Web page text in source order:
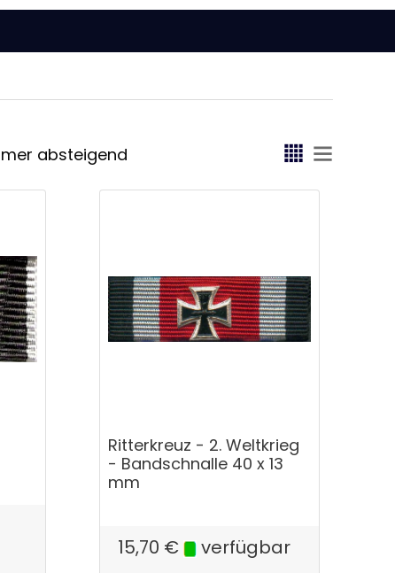
Ritterkreuz - 2. Weltkrieg
- Bandschnalle 40 x 13
mm
15,70 € verfügbar